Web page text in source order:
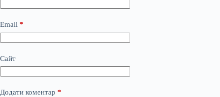
Email *
Сайт
Додати коментар *